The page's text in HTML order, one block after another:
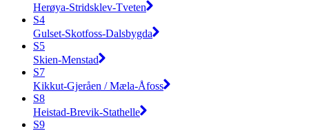
Herøya-Stridsklev-Tveten
S4
Gulset-Skotfoss-Dalsbygda
S5
Skien-Menstad
S7
Kikkut-Gjeråen / Mæla-Åfoss
S8
Heistad-Brevik-Stathelle
S9